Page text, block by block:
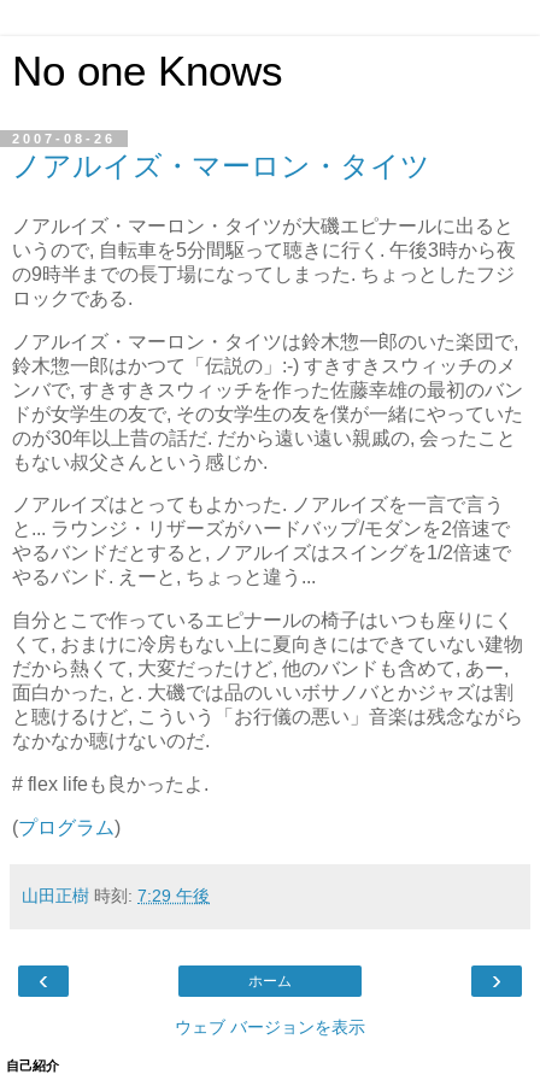
No one Knows
2007-08-26
ノアルイズ・マーロン・タイツ
ノアルイズ・マーロン・タイツが大磯エピナールに出ると
いうので, 自転車を5分間駆って聴きに行く. 午後3時から夜
の9時半までの長丁場になってしまった. ちょっとしたフジ
ロックである.
ノアルイズ・マーロン・タイツは鈴木惣一郎のいた楽団で,
鈴木惣一郎はかつて「伝説の」:-) すきすきスウィッチのメ
ンバで, すきすきスウィッチを作った佐藤幸雄の最初のバン
ドが女学生の友で, その女学生の友を僕が一緒にやっていた
のが30年以上昔の話だ. だから遠い遠い親戚の, 会ったこと
もない叔父さんという感じか.
ノアルイズはとってもよかった. ノアルイズを一言で言う
と... ラウンジ・リザーズがハードバップ/モダンを2倍速で
やるバンドだとすると, ノアルイズはスイングを1/2倍速で
やるバンド. えーと, ちょっと違う...
自分とこで作っているエピナールの椅子はいつも座りにく
くて, おまけに冷房もない上に夏向きにはできていない建物
だから熱くて, 大変だったけど, 他のバンドも含めて, あー,
面白かった, と. 大磯では品のいいボサノバとかジャズは割
と聴けるけど, こういう「お行儀の悪い」音楽は残念ながら
なかなか聴けないのだ.
# flex lifeも良かったよ.
(プログラム)
山田正樹 時刻: 7:29 午後
‹ ›
ホーム
ウェブ バージョンを表示
自己紹介